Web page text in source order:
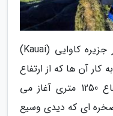
مسیر اواوپوهی (Awaawapuhi) در جزیره کاوایی (Kauai)
آن ها که از ارتفاع
می ترسند، نمی آید. مسیر از ارتفاع 1250 متری آغاز می
(جایی صخره ای که دیدی وسیع